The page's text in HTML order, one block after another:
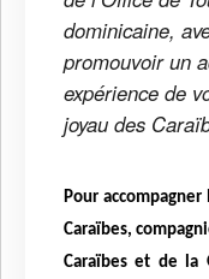
dominicaine,
promouvoir un
expérience de
joyau des
Pour
Caraïbes,
Caraïbes et de la